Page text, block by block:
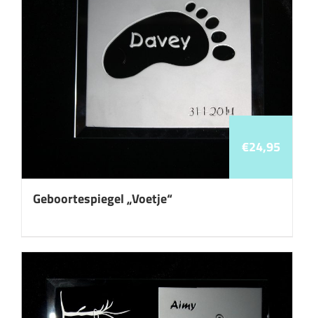
Geboortespiegel „Voetje“
€24,95